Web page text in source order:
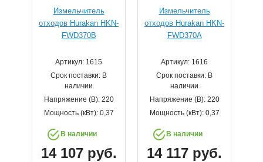
Измельчитель
отходов Hurakan HKN-
FWD370B
Артикул: 1615
Срок поставки: В
наличии
Напряжение (В): 220
Мощность (кВт): 0,37
В наличии
14 107 руб.
Измельчитель
отходов Hurakan HKN-
FWD370A
Артикул: 1616
Срок поставки: В
наличии
Напряжение (В): 220
Мощность (кВт): 0,37
В наличии
14 117 руб.